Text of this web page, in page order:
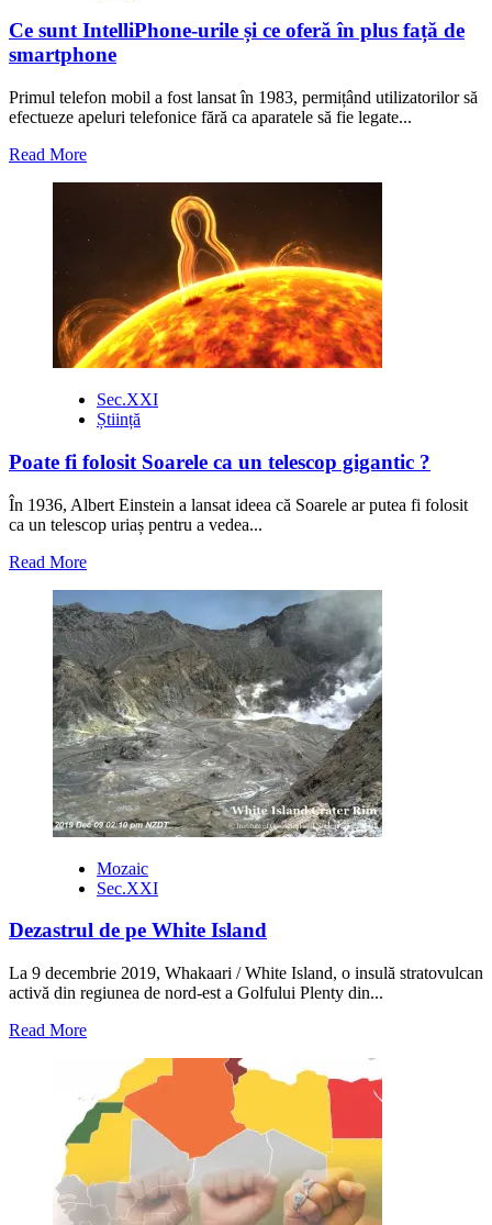
Ce sunt IntelliPhone-urile și ce oferă în plus față de
smartphone
Primul telefon mobil a fost lansat în 1983, permițând utilizatorilor să
efectueze apeluri telefonice fără ca aparatele să fie legate...
Read MoreRead
urile
ce
oferă
în
plus
față
de
smartphone
Sec.XXI
Știință
Poate fi folosit Soarele ca un telescop gigantic ?
În 1936, Albert Einstein a lansat ideea că Soarele ar putea fi folosit
ca un telescop uriaș pentru a vedea...
Read MoreRead
Poate
fi
folosit
Soarele
ca
un
telescop
gigantic
?
Mozaic
Sec.XXI
Dezastrul de pe White Island
La 9 decembrie 2019, Whakaari / White Island, o insulă stratovulcan
activă din regiunea de nord-est a Golfului Plenty din...
Read MoreRead
Dezastrul
de
pe
White